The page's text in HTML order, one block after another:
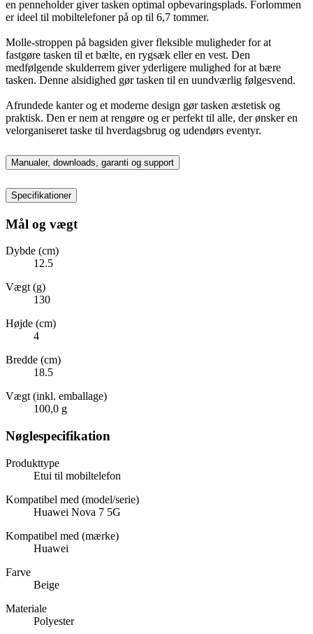
en penneholder giver tasken optimal opbevaringsplads. Forlommen
er ideel til mobiltelefoner på op til 6,7 tommer.
Molle-stroppen på bagsiden giver fleksible muligheder for at
fastgøre tasken til et bælte, en rygsæk eller en vest. Den
medfølgende skulderrem giver yderligere mulighed for at bære
tasken. Denne alsidighed gør tasken til en uundværlig følgesvend.
Afrundede kanter og et moderne design gør tasken æstetisk og
praktisk. Den er nem at rengøre og er perfekt til alle, der ønsker en
velorganiseret taske til hverdagsbrug og udendørs eventyr.
Manualer, downloads, garanti og support
Specifikationer
Mål og vægt
Dybde (cm)
12.5
Vægt (g)
130
Højde (cm)
4
Bredde (cm)
18.5
Vægt (inkl. emballage)
100,0 g
Nøglespecifikation
Produkttype
Etui til mobiltelefon
Kompatibel med (model/serie)
Huawei Nova 7 5G
Kompatibel med (mærke)
Huawei
Farve
Beige
Materiale
Polyester